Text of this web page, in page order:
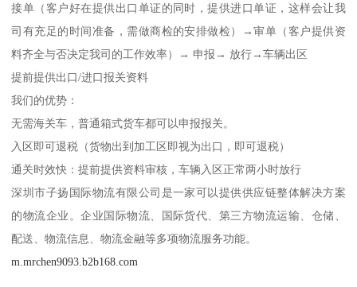
接单（客户好在提供出口单证的同时，提供进口单证，这样会让我
司有充足的时间准备，需做商检的安排做检）→审单（客户提供资
料齐全与否决定我司的工作效率）→ 申报→ 放行→车辆出区
提前提供出口/进口报关资料
我们的优势：
无需海关车，普通箱式货车都可以申报报关。
入区即可退税（货物出到加工区即视为出口，即可退税）
通关时效快：提前提供资料审核，车辆入区正常两小时放行
深圳市子扬国际物流有限公司是一家可以提供供应链整体解决方案
的物流企业。企业国际物流、国际货代、第三方物流运输、仓储、
配送、物流信息、物流金融等多项物流服务功能。
m.mrchen9093.b2b168.com